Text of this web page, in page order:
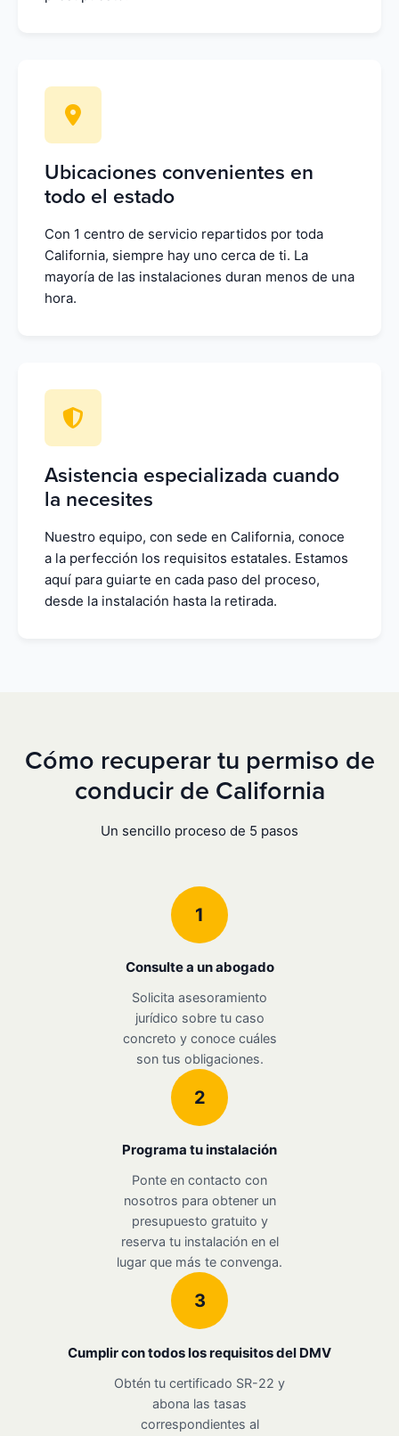
Ubicaciones convenientes en
todo el estado
Con 1 centro de servicio repartidos por toda
California, siempre hay uno cerca de ti. La
mayoría de las instalaciones duran menos de una
hora.
Asistencia especializada cuando
la necesites
Nuestro equipo, con sede en California, conoce
a la perfección los requisitos estatales. Estamos
aquí para guiarte en cada paso del proceso,
desde la instalación hasta la retirada.
Cómo recuperar tu permiso de
conducir de California
Un sencillo proceso de 5 pasos
1
Consulte a un abogado
Solicita asesoramiento
jurídico sobre tu caso
concreto y conoce cuáles
son tus obligaciones.
2
Programa tu instalación
Ponte en contacto con
nosotros para obtener un
presupuesto gratuito y
reserva tu instalación en el
lugar que más te convenga.
3
Cumplir con todos los requisitos del DMV
Obtén tu certificado SR-22 y
abona las tasas
correspondientes al